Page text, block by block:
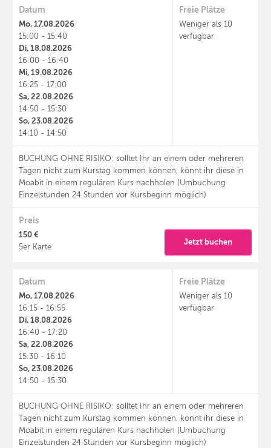
Datum
Mo, 17.08.2026
15:00 - 15:40
Di, 18.08.2026
16:00 - 16:40
Mi, 19.08.2026
16:25 - 17:00
Sa, 22.08.2026
14:50 - 15:30
So, 23.08.2026
14:10 - 14:50
BUCHUNG OHNE RISIKO: solltet Ihr an einem oder mehreren
Tagen nicht zum Kurstag kommen können, könnt ihr diese in
Moabit in einem regulären Kurs nachholen (Umbuchung
Einzelstunden 24 Stunden vor Kursbeginn möglich)
Freie Plätze
Weniger als 10
verfügbar
Preis
150 €
5er Karte
Jetzt buchen
Datum
Mo, 17.08.2026
16:15 - 16:55
Di, 18.08.2026
16:40 - 17:20
Sa, 22.08.2026
15:30 - 16:10
So, 23.08.2026
14:50 - 15:30
BUCHUNG OHNE RISIKO: solltet Ihr an einem oder mehreren
Tagen nicht zum Kurstag kommen können, könnt ihr diese in
Moabit in einem regulären Kurs nachholen (Umbuchung
Einzelstunden 24 Stunden vor Kursbeginn möglich)
Freie Plätze
Weniger als 10
verfügbar